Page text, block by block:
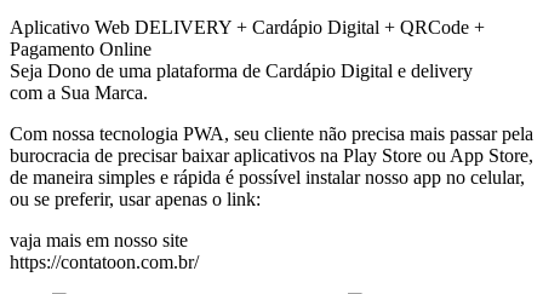
Aplicativo Web DELIVERY + Cardápio Digital + QRCode +
Pagamento Online
Seja Dono de uma plataforma de Cardápio Digital e delivery
com a Sua Marca.
Com nossa tecnologia PWA, seu cliente não precisa mais passar pela
burocracia de precisar baixar aplicativos na Play Store ou App Store,
de maneira simples e rápida é possível instalar nosso app no celular,
ou se preferir, usar apenas o link:
vaja mais em nosso site
https://contatoon.com.br/